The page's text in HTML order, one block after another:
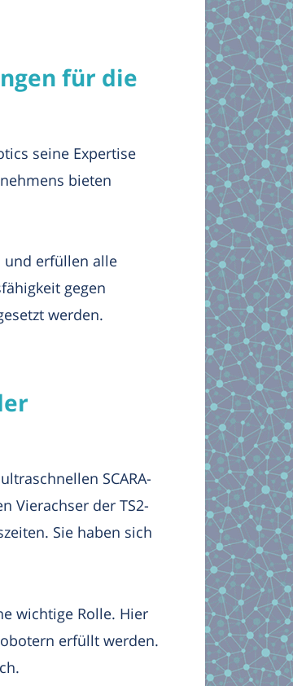
für die
seine Expertise
bieten
und erfüllen alle
gegen
werden.
SCARA-
Vierachser der TS2-
Sie haben sich
wichtige Rolle. Hier
erfüllt werden.